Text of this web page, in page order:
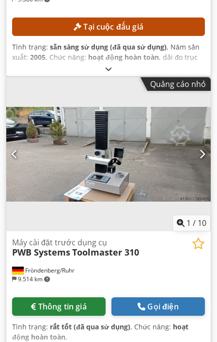
Tại cuộc đấu giá
Tình trạng: sẵn sàng sử dụng (đã qua sử dụng), Năm sản
xuất: 2005, Chức năng: hoạt động hoàn toàn, dải đo trục
250 mm
mm, trọng lượng tổng cộng:700 kg,
Quảng cáo nhỏ
1 / 10
Fröndenberg/Ruhr
9.514 km
Máy cài đặt trước dụng cụ
PWB SystemsToolmaster 310
Thông tin giá Gọi điện
Tình trạng: rất tốt (đã qua sử dụng), Chức năng: hoạt
động hoàn toàn,